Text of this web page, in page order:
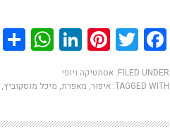
Facebook
Twitter
Pinterest
FILED UNDER: אסתטיקה ויופי
TAGGED WITH: איפור, מאפרת, מיכל מוסקוביץ,